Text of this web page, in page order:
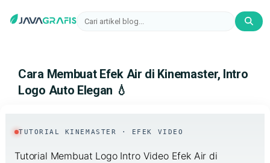
Cara Membuat Efek Air di Kinemaster, Intro
Logo Auto Elegan 💧
Cara
Membuat
TUTORIAL KINEMASTER · EFEK VIDEO
Tutorial Membuat Logo Intro Video Efek Air di